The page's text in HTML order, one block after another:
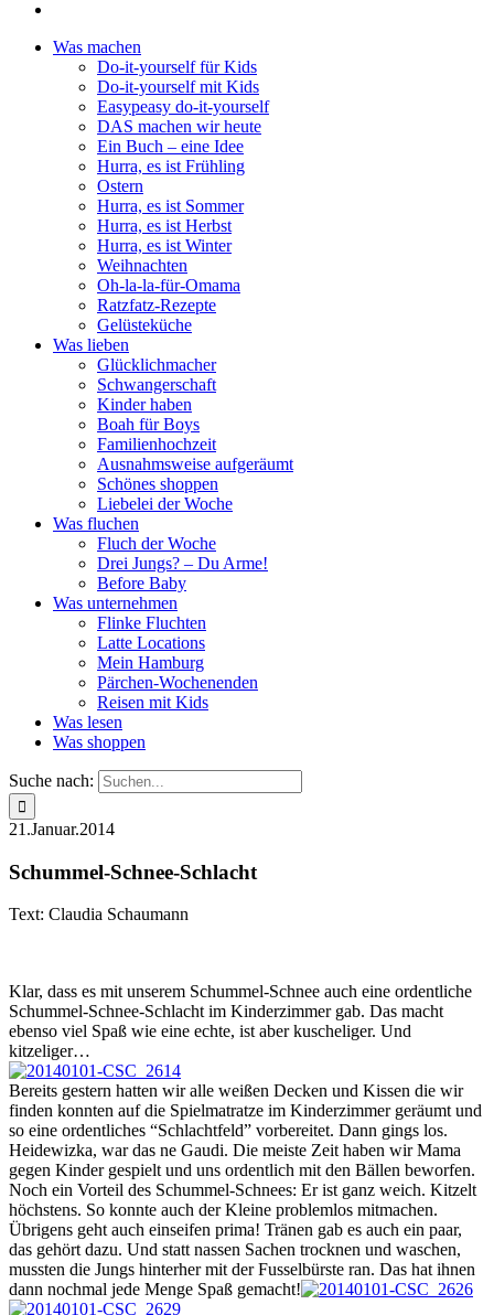
Was machen
Do-it-yourself für Kids
Do-it-yourself mit Kids
Easypeasy do-it-yourself
DAS machen wir heute
Ein Buch – eine Idee
Hurra, es ist Frühling
Ostern
Hurra, es ist Sommer
Hurra, es ist Herbst
Hurra, es ist Winter
Weihnachten
Oh-la-la-für-Omama
Ratzfatz-Rezepte
Gelüsteküche
Was lieben
Glücklichmacher
Schwangerschaft
Kinder haben
Boah für Boys
Familienhochzeit
Ausnahmsweise aufgeräumt
Schönes shoppen
Liebelei der Woche
Was fluchen
Fluch der Woche
Drei Jungs? – Du Arme!
Before Baby
Was unternehmen
Flinke Fluchten
Latte Locations
Mein Hamburg
Pärchen-Wochenenden
Reisen mit Kids
Was lesen
Was shoppen
Suche nach:
21.Januar.2014
Schummel-Schnee-Schlacht
Text: Claudia Schaumann
Klar, dass es mit unserem Schummel-Schnee auch eine ordentliche
Schummel-Schnee-Schlacht im Kinderzimmer gab. Das macht
ebenso viel Spaß wie eine echte, ist aber kuscheliger. Und
kitzeliger…
Bereits gestern hatten wir alle weißen Decken und Kissen die wir
finden konnten auf die Spielmatratze im Kinderzimmer geräumt und
so eine ordentliches “Schlachtfeld” vorbereitet. Dann gings los.
Heidewizka, war das ne Gaudi. Die meiste Zeit haben wir Mama
gegen Kinder gespielt und uns ordentlich mit den Bällen beworfen.
Noch ein Vorteil des Schummel-Schnees: Er ist ganz weich. Kitzelt
höchstens. So konnte auch der Kleine problemlos mitmachen.
Übrigens geht auch einseifen prima! Tränen gab es auch ein paar,
das gehört dazu. Und statt nassen Sachen trocknen und waschen,
mussten die Jungs hinterher mit der Fusselbürste ran. Das hat ihnen
dann nochmal jede Menge Spaß gemacht!